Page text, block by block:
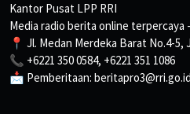
Kantor Pusat LPP RRI
Media radio berita online terpercaya
📍 Jl. Medan Merdeka Barat No.4-5,
📞 +6221 350 0584, +6221 351 1086
📩 Pemberitaan: beritapro3@rri.go.id